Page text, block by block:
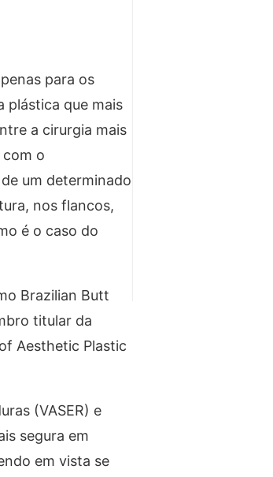
para os
plástica que mais
a cirurgia mais
o
um determinado
nos flancos,
é o caso do
Brazilian Butt
titular da
Aesthetic Plastic
(VASER) e
segura em
em vista se